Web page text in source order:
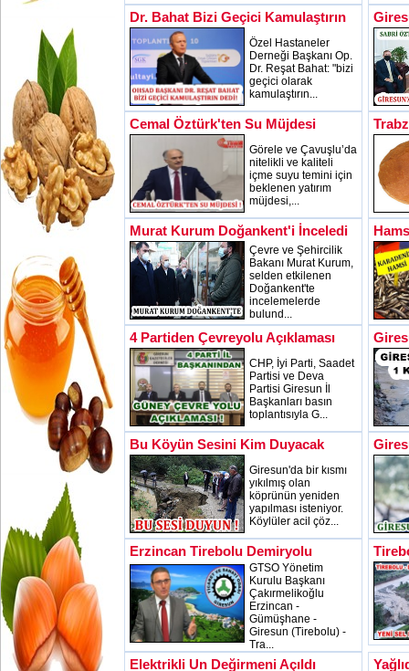
Dr. Bahat Bizi Geçici Kamulaştırın
Özel Hastaneler
Derneği Başkanı Op.
Dr. Reşat Bahat: "bizi
geçici olarak
kamulaştırın...
Cemal Öztürk'ten Su Müjdesi
Görele ve Çavuşlu’da
nitelikli ve kaliteli
içme suyu temini için
beklenen yatırım
müjdesi,...
Murat Kurum Doğankent'i İnceledi
Çevre ve Şehircilik
Bakanı Murat Kurum,
selden etkilenen
Doğankent'te
incelemelerde
bulund...
4 Partiden Çevreyolu Açıklaması
CHP, İyi Parti, Saadet
Partisi ve Deva
Partisi Giresun İl
Başkanları basın
toplantısıyla G...
Bu Köyün Sesini Kim Duyacak
Giresun'da bir kısmı
yıkılmış olan
köprünün yeniden
yapılması isteniyor.
Köylüler acil çöz...
Erzincan Tirebolu Demiryolu
GTSO Yönetim
Kurulu Başkanı
Çakırmelikoğlu
Erzincan -
Gümüşhane -
Giresun (Tirebolu) -
Tra...
Elektrikli Un Değirmeni Açıldı